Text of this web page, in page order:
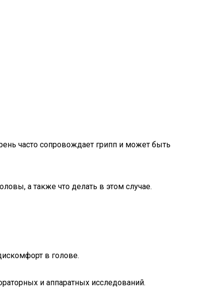
часто сопровождает грипп и может быть
а также что делать в этом случае.
в голове.
и аппаратных исследований.